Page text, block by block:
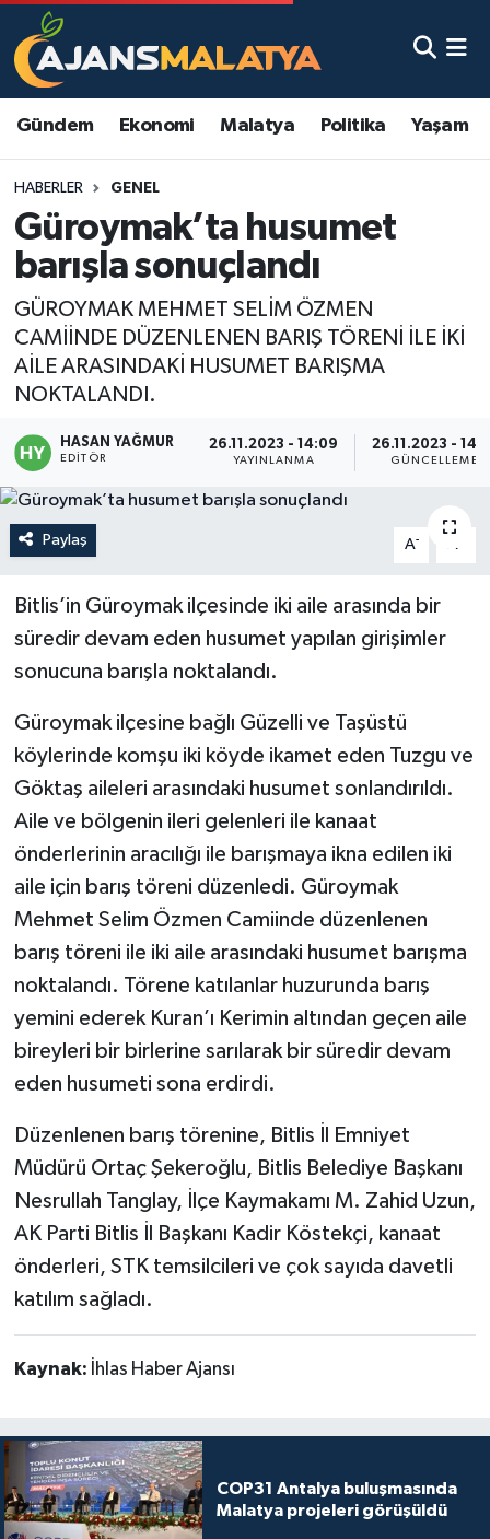
Gündem Ekonomi Malatya Politika Yaşam
HABERLER GENEL
Güroymak’ta husumet
barışla sonuçlandı
GÜROYMAK MEHMET SELİM ÖZMEN
CAMİİNDE DÜZENLENEN BARIŞ TÖRENİ İLE İKİ
AİLE ARASINDAKİ HUSUMET BARIŞMA
NOKTALANDI.
HASAN YAĞMUR
EDITÖR
26.11.2023 - 14:09
YAYINLANMA
26.11.2023 -
GÜNCELLEME
Paylaş A- A
Bitlis’in Güroymak ilçesinde iki aile arasında bir
süredir devam eden husumet yapılan girişimler
sonucuna barışla noktalandı.
Güroymak ilçesine bağlı Güzelli ve Taşüstü
köylerinde komşu iki köyde ikamet eden Tuzgu ve
Göktaş aileleri arasındaki husumet sonlandırıldı.
Aile ve bölgenin ileri gelenleri ile kanaat
önderlerinin aracılığı ile barışmaya ikna edilen iki
aile için barış töreni düzenledi. Güroymak
Mehmet Selim Özmen Camiinde düzenlenen
barış töreni ile iki aile arasındaki husumet barışma
noktalandı. Törene katılanlar huzurunda barış
yemini ederek Kuran’ı Kerimin altından geçen aile
bireyleri bir birlerine sarılarak bir süredir devam
eden husumeti sona erdirdi.
Düzenlenen barış törenine, Bitlis İl Emniyet
Müdürü Ortaç Şekeroğlu, Bitlis Belediye Başkanı
Nesrullah Tanglay, İlçe Kaymakamı M. Zahid Uzun,
AK Parti Bitlis İl Başkanı Kadir Köstekçi, kanaat
önderleri, STK temsilcileri ve çok sayıda davetli
katılım sağladı.
Kaynak: İhlas Haber Ajansı
COP31 Antalya buluşmasında
Malatya projeleri görüşüldü
Asayiş
Eğitim
Ekonomi
Gündem
Kadın
Politika
Spor
Yaşam
Malatya Nöbetçi Eczaneler
Malatya Namaz Vakitleri
Malatya Trafik Yoğunluk Haritası
TFF 3.Lig 2.Grup Puan Durumu ve Fikstür
Tüm Manşetler